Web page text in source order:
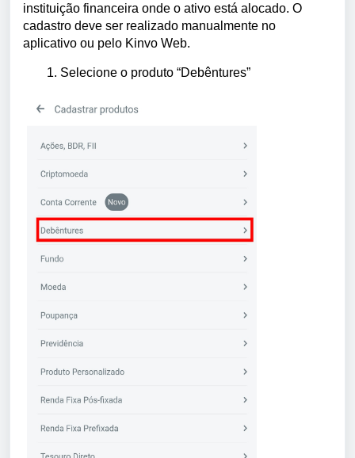
instituição financeira onde o ativo está alocado. O
cadastro deve ser realizado manualmente no
aplicativo ou pelo Kinvo Web.
1. Selecione o produto “Debêntures”